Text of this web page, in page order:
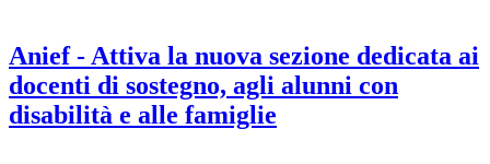
Anief - Attiva la nuova sezione dedicata ai
docenti di sostegno, agli alunni con
disabilità e alle famiglie